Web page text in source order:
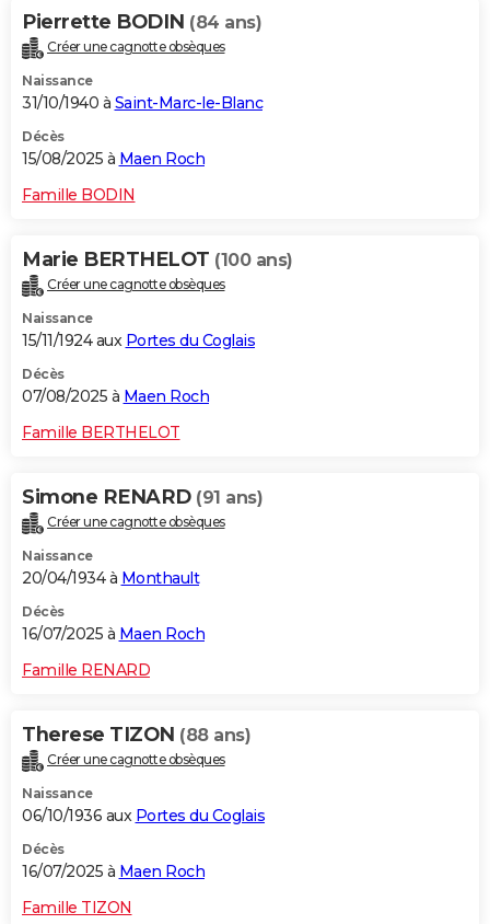
Pierrette BODIN (84 ans)
Créer une cagnotte obsèques
Naissance
31/10/1940 à Saint-Marc-le-Blanc
Décès
15/08/2025 à Maen Roch
Famille BODIN
Marie BERTHELOT (100 ans)
Créer une cagnotte obsèques
Naissance
15/11/1924 aux Portes du Coglais
Décès
07/08/2025 à Maen Roch
Famille BERTHELOT
Simone RENARD (91 ans)
Créer une cagnotte obsèques
Naissance
20/04/1934 à Monthault
Décès
16/07/2025 à Maen Roch
Famille RENARD
Therese TIZON (88 ans)
Créer une cagnotte obsèques
Naissance
06/10/1936 aux Portes du Coglais
Décès
16/07/2025 à Maen Roch
Famille TIZON